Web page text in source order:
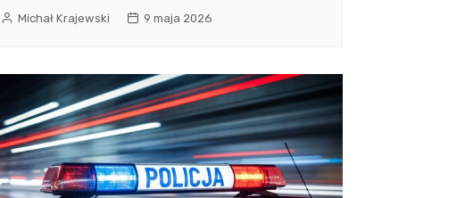
Michał Krajewski 9 maja 2026